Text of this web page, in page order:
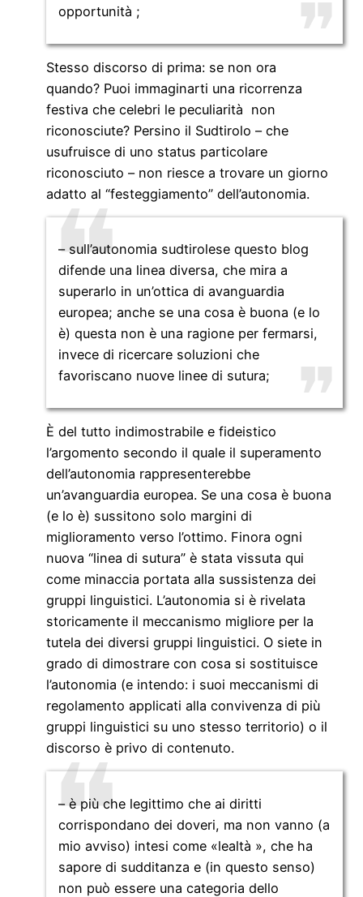
opportunità ;
Stesso discorso di prima: se non ora
quando? Puoi immaginarti una ricorrenza
festiva che celebri le peculiarità non
riconosciute? Persino il Sudtirolo – che
usufruisce di uno status particolare
riconosciuto – non riesce a trovare un giorno
adatto al “festeggiamento” dell’autonomia.
– sull’autonomia sudtirolese questo blog
difende una linea diversa, che mira a
superarlo in un’ottica di avanguardia
europea; anche se una cosa è buona (e lo
è) questa non è una ragione per fermarsi,
invece di ricercare soluzioni che
favoriscano nuove linee di sutura;
È del tutto indimostrabile e fideistico
l’argomento secondo il quale il superamento
dell’autonomia rappresenterebbe
un’avanguardia europea. Se una cosa è buona
(e lo è) sussitono solo margini di
miglioramento verso l’ottimo. Finora ogni
nuova “linea di sutura” è stata vissuta qui
come minaccia portata alla sussistenza dei
gruppi linguistici. L’autonomia si è rivelata
storicamente il meccanismo migliore per la
tutela dei diversi gruppi linguistici. O siete in
grado di dimostrare con cosa si sostituisce
l’autonomia (e intendo: i suoi meccanismi di
regolamento applicati alla convivenza di più
gruppi linguistici su uno stesso territorio) o il
discorso è privo di contenuto.
– è più che legittimo che ai diritti
corrispondano dei doveri, ma non vanno (a
mio avviso) intesi come «lealtà », che ha
sapore di sudditanza e (in questo senso)
non può essere una categoria dello